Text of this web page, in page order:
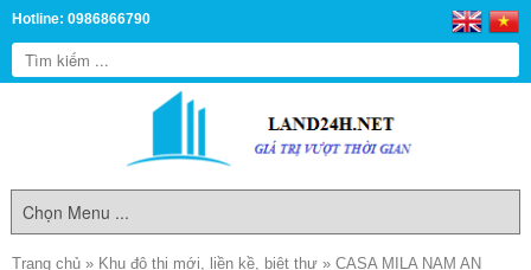
Hotline: 0986866790
Trang chủ » Khu đô thị mới, liền kề, biệt thự » CASA MILA NAM AN